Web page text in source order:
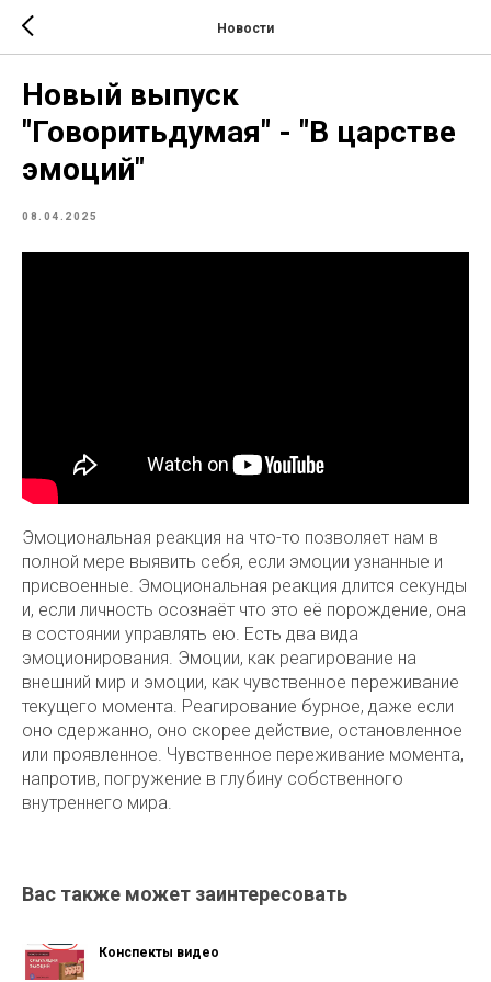
Новости
Новый выпуск
"Говоритьдумая" - "В царстве
эмоций"
08.04.2025
Эмоциональная реакция на что-то позволяет нам в
полной мере выявить себя, если эмоции узнанные и
присвоенные. Эмоциональная реакция длится секунды
и, если личность осознаёт что это её порождение, она
в состоянии управлять ею. Есть два вида
эмоционирования. Эмоции, как реагирование на
внешний мир и эмоции, как чувственное переживание
текущего момента. Реагирование бурное, даже если
оно сдержанно, оно скорее действие, остановленное
или проявленное. Чувственное переживание момента,
напротив, погружение в глубину собственного
внутреннего мира.
Вас также может заинтересовать
Конспекты видео